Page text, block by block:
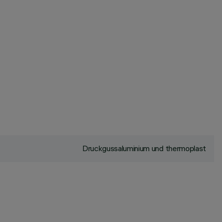
Druckgussaluminium und thermoplast